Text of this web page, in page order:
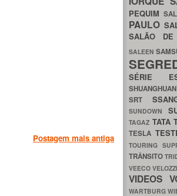
Postagem mais antiga
PEQUIM
PAULO
SALÃO DE
SALEEN
SÉRIE
SHUANGHUAN
SRT
SUNDOWN
TAGAZ TATA
TESLA
TOURING
TRÂNSITO
VEECO
VIDEOS
WARTBURG